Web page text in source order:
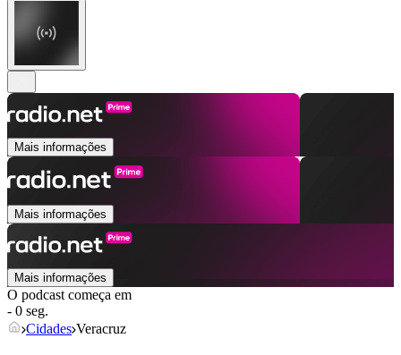
Mais informações
Mais informações
Mais informações
O podcast começa em
- 0 seg.
Cidades Veracruz